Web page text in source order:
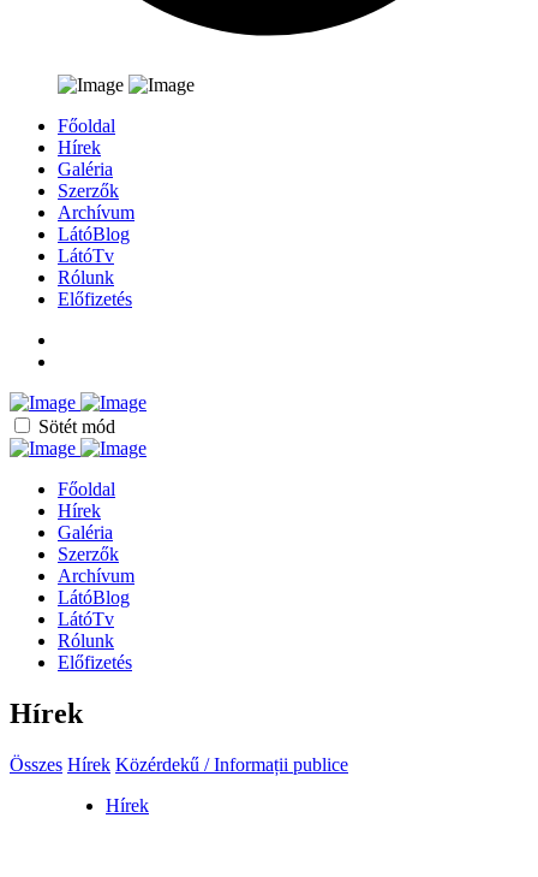
Főoldal
Hírek
Galéria
Szerzők
Archívum
LátóBlog
LátóTv
Rólunk
Előfizetés
Sötét mód
Főoldal
Hírek
Galéria
Szerzők
Archívum
LátóBlog
LátóTv
Rólunk
Előfizetés
Hírek
Összes Hírek Közérdekű / Informații publice
Hírek